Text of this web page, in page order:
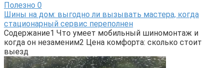
Полезно 0
Шины на дом: выгодно ли вызывать мастера, когда
стационарный сервис переполнен
Содержание1 Что умеет мобильный шиномонтаж и
когда он незаменим2 Цена комфорта: сколько стоит
выезд